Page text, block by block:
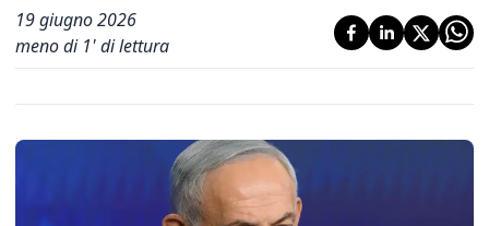
19 giugno 2026
meno di 1' di lettura